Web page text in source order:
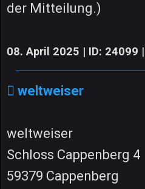
der Mitteilung.)
08. April 2025 | ID: 24099 |
weltweiser
weltweiser
Schloss Cappenberg 4
59379 Cappenberg